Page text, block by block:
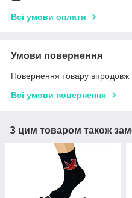
Всі умови оплати
Умови повернення
Повернення товару впродовж
Всі умови повернення
З цим товаром також